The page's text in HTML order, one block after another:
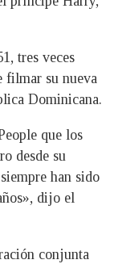
tres veces
filmar su nueva
Dominicana.
que los
desde su
han sido
dijo el
conjunta